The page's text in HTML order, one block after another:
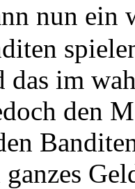
nun
im
den